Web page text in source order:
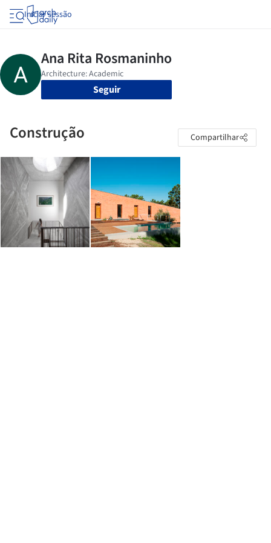
Iniciar sessão
Seguir
Construção Compartilhar